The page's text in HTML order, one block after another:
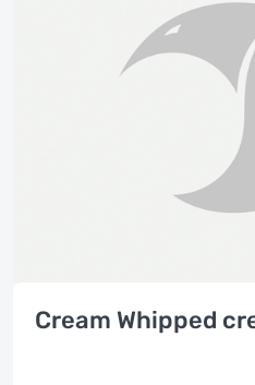
Cream Whipped